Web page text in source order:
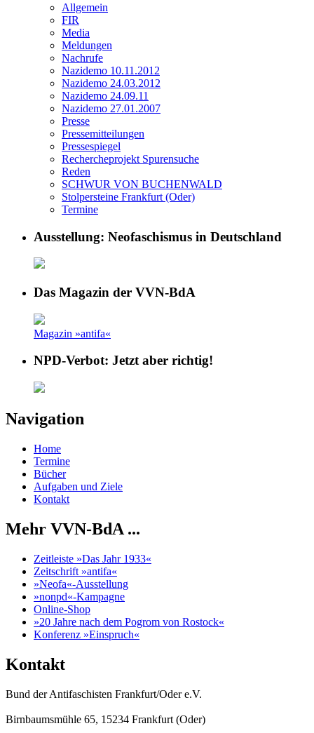
Allgemein
FIR
Media
Meldungen
Nachrufe
Nazidemo 10.11.2012
Nazidemo 24.03.2012
Nazidemo 24.09.11
Nazidemo 27.01.2007
Presse
Pressemitteilungen
Pressespiegel
Rechercheprojekt Spurensuche
Reden
SCHWUR VON BUCHENWALD
Stolpersteine Frankfurt (Oder)
Termine
Ausstellung: Neofaschismus in Deutschland
Das Magazin der VVN-BdA
Magazin »antifa«
NPD-Verbot: Jetzt aber richtig!
Navigation
Home
Termine
Bücher
Aufgaben und Ziele
Kontakt
Mehr VVN-BdA ...
Zeitleiste »Das Jahr 1933«
Zeitschrift »antifa«
»Neofa«-Ausstellung
»nonpd«-Kampagne
Online-Shop
»20 Jahre nach dem Pogrom von Rostock«
Konferenz »Einspruch«
Kontakt
Bund der Antifaschisten Frankfurt/Oder e.V.
Birnbaumsmühle 65, 15234 Frankfurt (Oder)